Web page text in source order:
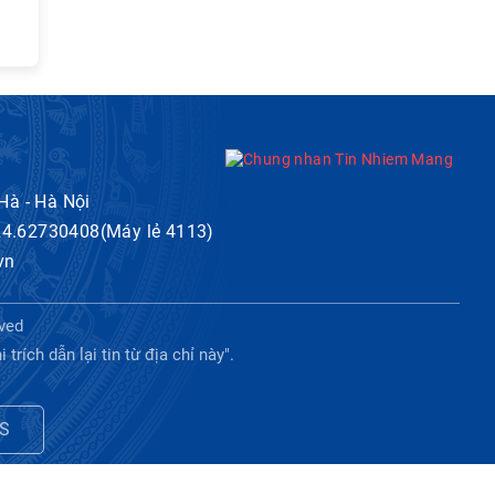
- Hà Nội
lẻ 4113)
trích dẫn lại tin từ địa chỉ này".